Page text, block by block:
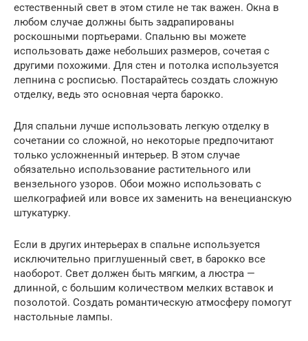
естественный свет в этом стиле не так важен. Окна в
любом случае должны быть задрапированы
роскошными портьерами. Спальню вы можете
использовать даже небольших размеров, сочетая с
другими похожими. Для стен и потолка используется
лепнина с росписью. Постарайтесь создать сложную
отделку, ведь это основная черта барокко.
Для спальни лучше использовать легкую отделку в
сочетании со сложной, но некоторые предпочитают
только усложненный интерьер. В этом случае
обязательно использование растительного или
вензельного узоров. Обои можно использовать с
шелкографией или вовсе их заменить на венецианскую
штукатурку.
Если в других интерьерах в спальне используется
исключительно приглушенный свет, в барокко все
наоборот. Свет должен быть мягким, а люстра —
длинной, с большим количеством мелких вставок и
позолотой. Создать романтическую атмосферу помогут
настольные лампы.